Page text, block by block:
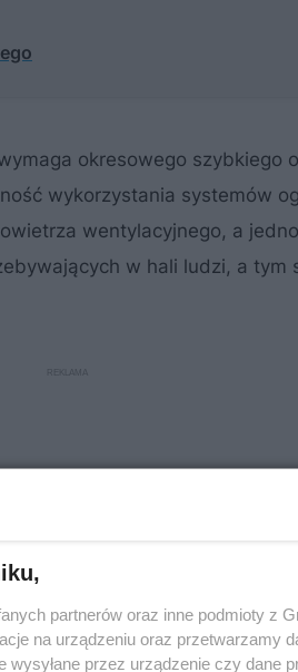
okresowego szybkiego
wykorzystania systemów
wentylacyjnego, a
w hali ludzi, a
partnerów oraz inne podmioty z
na urządzeniu oraz przetwarzamy
wysyłane przez urządzenie czy dane